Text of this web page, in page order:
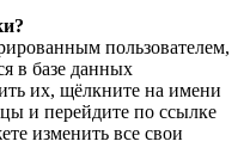
пользователем,
в базе данных
их, щёлкните на имени
и перейдите по ссылке
изменить все свои